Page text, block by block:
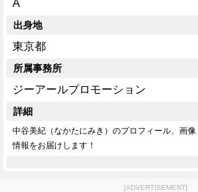
A
出身地
東京都
所属事務所
ジーアールプロモーション
詳細
中谷美紀（なかたにみき）のプロフィール、画
情報をお届けします！
[ADVERTISEMENT]